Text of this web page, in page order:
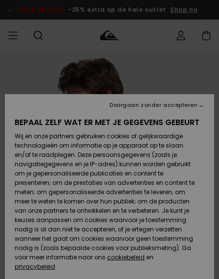
Productinformatie
SALE ON SALE -25% extra op de hele outlet Shop nu
Kleding
Accessoires
Schoenen &
Slippers
Surf /
Water
Snow
Nieuw
JONGENS
Kleding
Accessoires
Schoenen &
Slippers
Surf /
Water
Sneeuw
Nieuw
DAMES
Shop
Highlights
Snow
SURF
Heren Surf
Shop
Surf Shop
Highlights
Community
SNOW
Heren Snow
Shop
Snow Shop
Dames
Snow Shop
Highlights
Gemeenschap
SALE ON
SALE
HEREN
OUTLET
Kinderen
VROUW
OUTLET
Regio- En
Taalinstellingen
français
Nederlands
Toegang tot
mijn bestelling
Retouren
Betaling
Giftcard
Quiksilver
Freedom
Gegevensbescherming
BEPAAL ZELF WAT ER MET JE GEGEVENS GEBEURT
Wij en onze partners gebruiken cookies of gelijkwaardige
technologieën om informatie op je apparaat op te slaan
en/of te raadplegen. Deze persoonsgegevens (zoals je
navigatiegegevens en je IP-adres) kunnen worden gebruikt
om je gepersonaliseerde publicaties en content te
presenteren; om de prestaties van advertenties en content te
meten; om gepersonaliseerde advertenties te leveren; om
meer te weten te komen over hun publiek; om de producten
van onze partners te ontwikkelen en te verbeteren. Je kunt je
keuzes aanpassen om cookies waarvoor je toestemming
nodig is al dan niet te accepteren, of je ertegen verzetten
wanneer het gaat om cookies waarvoor geen toestemming
nodig is (zoals bepaalde cookies voor publieksmeting). Ga
voor meer informatie naar ons cookiebeleid en
privacybeleid
Doorgaan zonder accepteren